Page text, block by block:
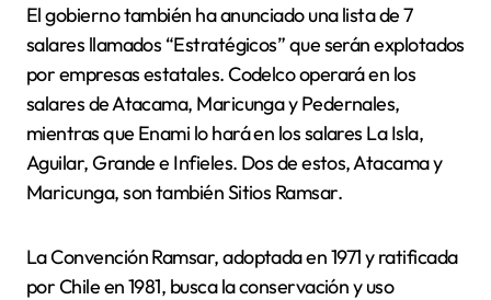
El gobierno también ha anunciado una lista de 7
salares llamados “Estratégicos” que serán explotados
por empresas estatales. Codelco operará en los
salares de Atacama, Maricunga y Pedernales,
mientras que Enami lo hará en los salares La Isla,
Aguilar, Grande e Infieles. Dos de estos, Atacama y
Maricunga, son también Sitios Ramsar.
La Convención Ramsar, adoptada en 1971 y ratificada
por Chile en 1981, busca la conservación y uso